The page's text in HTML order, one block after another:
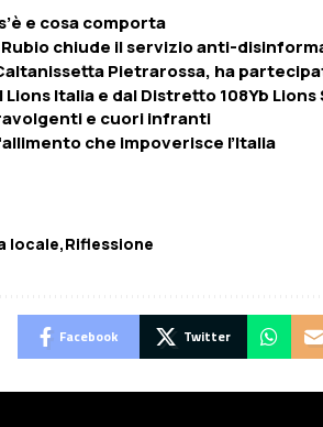
e cosa comporta
chiude il servizio anti-
Pietrarossa, ha
Italia e dal Distretto 108Yb Lions
e cuori infranti
che impoverisce l’Italia
locale Riflessione
Facebook Twitter